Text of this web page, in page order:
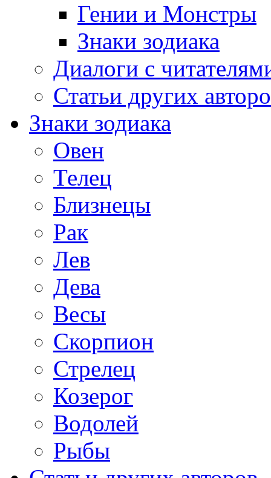
Гении и Монстры
Знаки зодиака
Диалоги с
Статьи других
Знаки зодиака
Овен
Телец
Близнецы
Рак
Лев
Дева
Весы
Скорпион
Стрелец
Козерог
Водолей
Рыбы